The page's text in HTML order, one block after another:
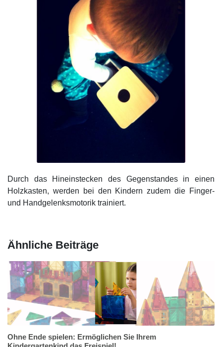
Durch das Hineinstecken des Gegenstandes in einen
Holzkasten, werden bei den Kindern zudem die Finger-
und Handgelenksmotorik trainiert.
Ähnliche Beiträge
Ohne Ende spielen: Ermöglichen Sie Ihrem